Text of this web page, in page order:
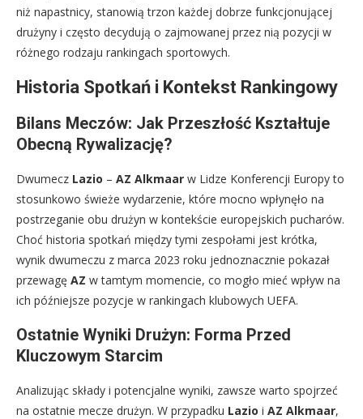
niż napastnicy, stanowią trzon każdej dobrze funkcjonującej
drużyny i często decydują o zajmowanej przez nią pozycji w
różnego rodzaju rankingach sportowych.
Historia Spotkań i Kontekst Rankingowy
Bilans Meczów: Jak Przeszłość Kształtuje
Obecną Rywalizację?
Dwumecz Lazio – AZ Alkmaar w Lidze Konferencji Europy to
stosunkowo świeże wydarzenie, które mocno wpłynęło na
postrzeganie obu drużyn w kontekście europejskich pucharów.
Choć historia spotkań między tymi zespołami jest krótka,
wynik dwumeczu z marca 2023 roku jednoznacznie pokazał
przewagę AZ w tamtym momencie, co mogło mieć wpływ na
ich późniejsze pozycje w rankingach klubowych UEFA.
Ostatnie Wyniki Drużyn: Forma Przed
Kluczowym Starcim
Analizując składy i potencjalne wyniki, zawsze warto spojrzeć
na ostatnie mecze drużyn. W przypadku Lazio i AZ Alkmaar,